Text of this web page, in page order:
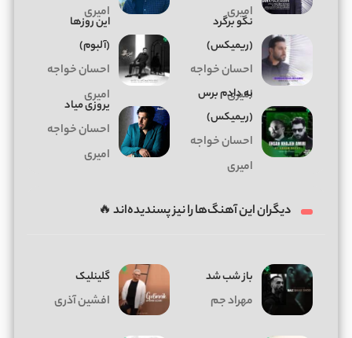
امیری
امیری
نگو برگرد
(ریمیکس)
احسان خواجه
امیری
این روزها
(آلبوم)
احسان خواجه
امیری
به دادم برس
(ریمیکس)
احسان خواجه
امیری
یروزی میاد
احسان خواجه
امیری
دیگران این آهنگ‌ها را نیز پسندیده‌اند 🔥
باز شب شد
مهراد جم
گلینلیک
افشین آذری